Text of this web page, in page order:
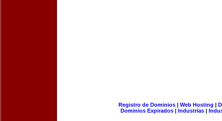
Registro de Dominios| Web Hosting |
Dominios Expirados | Industrias |